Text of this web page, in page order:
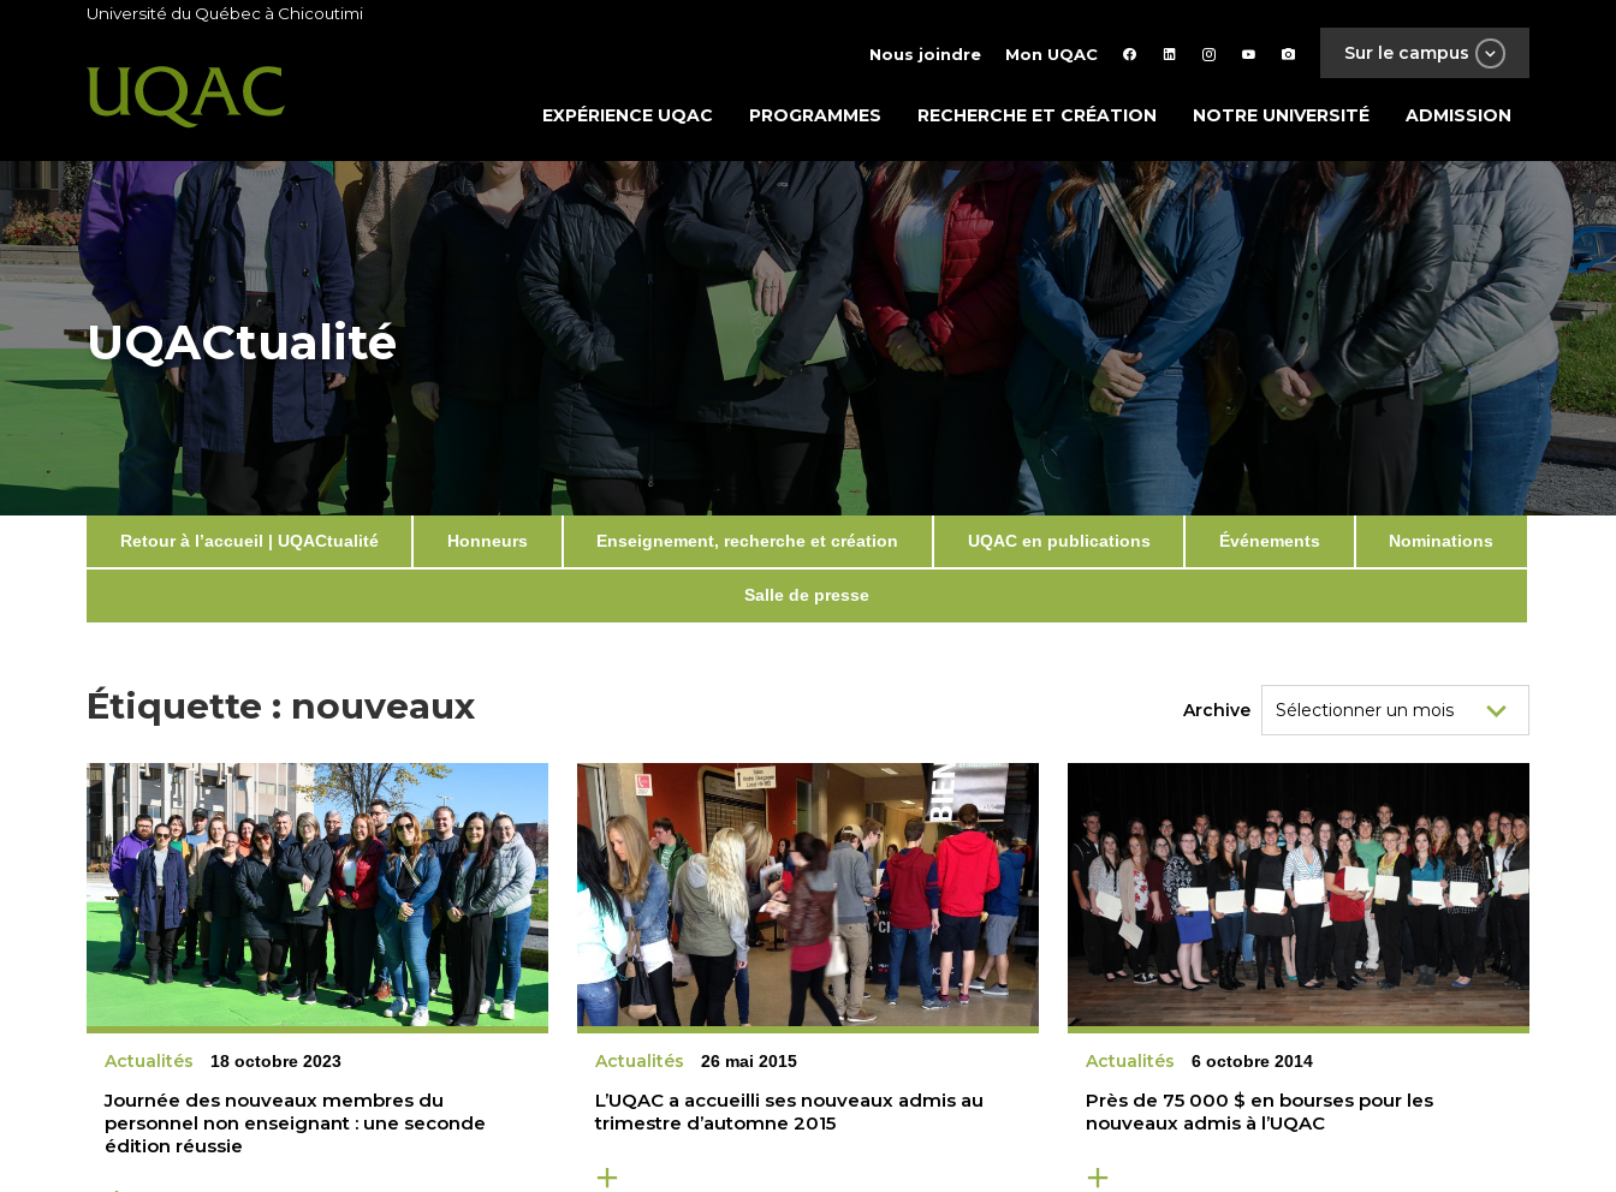
Université du Québec à Chicoutimi
Sur le campus
Nous joindre Mon UQAC
EXPÉRIENCE UQAC PROGRAMMES RECHERCHE ET CRÉATION NOTRE UNIVERSITÉ ADMISSION
UQACtualité
Retour à l’accueil | UQACtualité Honneurs Enseignement, recherche et création UQAC en publications Événements Nominations
Salle de presse
Étiquette : nouveaux Archive
Actualités 18 octobre 2023
Journée des nouveaux membres du
personnel non enseignant : une seconde
édition réussie
Actualités 26 mai 2015
L’UQAC a accueilli ses nouveaux admis au
trimestre d’automne 2015
Actualités 6 octobre 2014
Près de 75 000 $ en bourses pour les
nouveaux admis à l’UQAC